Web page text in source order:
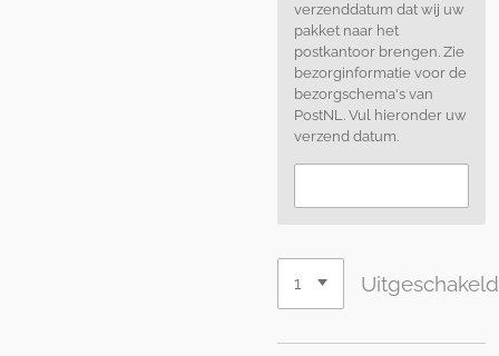
verzenddatum dat wij uw
pakket naar het
postkantoor brengen. Zie
bezorginformatie voor de
bezorgschema's van
PostNL. Vul hieronder uw
verzend datum.
Uitgeschakeld